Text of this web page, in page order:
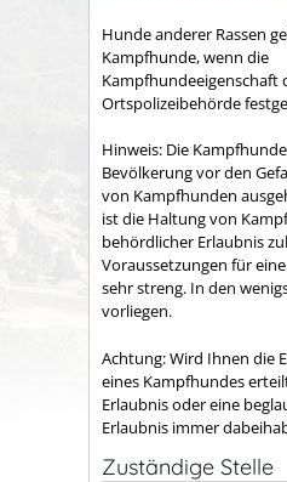
Hunde anderer Rassen
Kampfhunde, wenn die
Kampfhundeeigenschaft
Ortspolizeibehörde
Hinweis: Die
Bevölkerung vor den
von Kampfhunden
ist die Haltung von
behördlicher Erlaubnis
Voraussetzungen für
sehr streng. In den
vorliegen.
Achtung: Wird Ihnen die
eines Kampfhundes
Erlaubnis oder eine
Erlaubnis immer
Zuständige Stelle